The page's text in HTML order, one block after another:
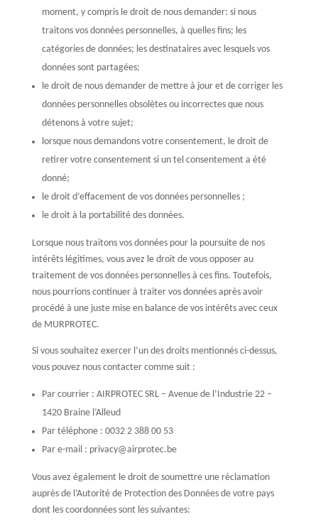
moment, y compris le droit de nous demander: si nous
traitons vos données personnelles, à quelles fins; les
catégories de données; les destinataires avec lesquels vos
données sont partagées;
le droit de nous demander de mettre à jour et de corriger les
données personnelles obsolètes ou incorrectes que nous
détenons à votre sujet;
lorsque nous demandons votre consentement, le droit de
retirer votre consentement si un tel consentement a été
donné;
le droit d’effacement de vos données personnelles ;
le droit à la portabilité des données.
Lorsque nous traitons vos données pour la poursuite de nos
intérêts légitimes, vous avez le droit de vous opposer au
traitement de vos données personnelles à ces fins. Toutefois,
nous pourrions continuer à traiter vos données après avoir
procédé à une juste mise en balance de vos intérêts avec ceux
de MURPROTEC.
Si vous souhaitez exercer l’un des droits mentionnés ci-dessus,
vous pouvez nous contacter comme suit :
Par courrier : AIRPROTEC SRL – Avenue de l’Industrie 22 –
1420 Braine l’Alleud
Par téléphone : 0032 2 388 00 53
Par e-mail : privacy@airprotec.be
Vous avez également le droit de soumettre une réclamation
auprès de l’Autorité de Protection des Données de votre pays
dont les coordonnées sont les suivantes: